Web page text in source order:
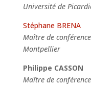
Université de
Stéphane BRENA
Maître de
Montpellier
Philippe CASSON
Maître de